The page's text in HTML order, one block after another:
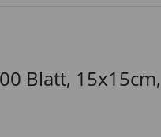
Blatt, 15x15cm,